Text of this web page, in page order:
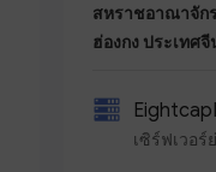
สหราชอาณาจัก
ฮ่องกง ประเทศ
เซิร์ฟเวอร์